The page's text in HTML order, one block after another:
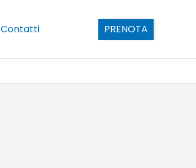
Contatti PRENOTA